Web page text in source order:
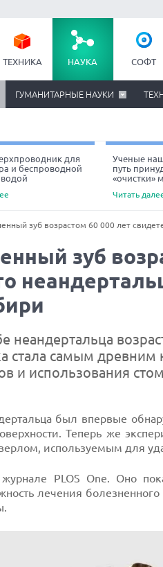
ТЕХНИКА НАУКА СОФТ
ГУМАНИТАРНЫЕ НАУКИ
для
и беспроводной
Ученые
путь
«очистки»
Читать
зуб возрастом 60 000 лет
зуб
неандертальца
стала самым древним
и использования
был впервые
Теперь же
используемым для
PLOS One. Оно
лечения